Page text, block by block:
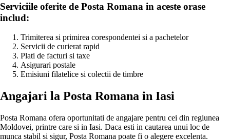
Serviciile oferite de Posta Romana in aceste orase
includ:
Trimiterea si primirea corespondentei si a pachetelor
Servicii de curierat rapid
Plati de facturi si taxe
Asigurari postale
Emisiuni filatelice si colectii de timbre
Angajari la Posta Romana in Iasi
Posta Romana ofera oportunitati de angajare pentru cei din regiunea
Moldovei, printre care si in Iasi. Daca esti in cautarea unui loc de
munca stabil si sigur, Posta Romana poate fi o alegere excelenta.